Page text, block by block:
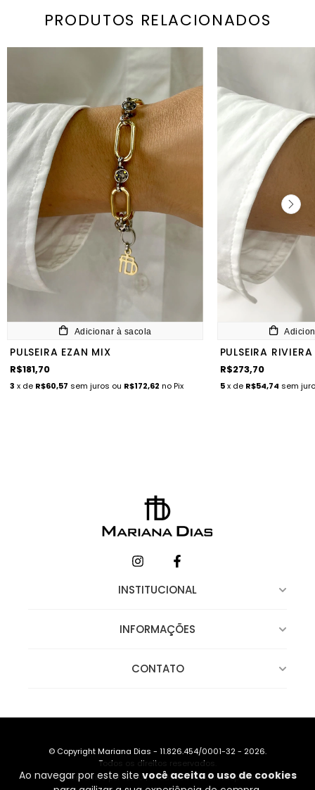
Ao navegar por este site você aceita o uso de cookies
PRODUTOS RELACIONADOS
Adicionar à sacola
PULSEIRA EZAN MIX
R$181,70
3 x de R$60,57 sem juros ou R$172,62 no Pix
PULSEIRA
R$273,70
5 x de R$54,74 sem
INSTITUCIONAL
INFORMAÇÕES
CONTATO
© Copyright Mariana Dias - 11.826.454/0001-32 - 2026.
Todos os direitos reservados.
Desenvolvido por TEC4U|Criado com Nuvemshop Next